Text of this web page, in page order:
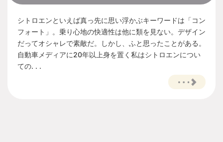
シトロエンといえば真っ先に思い浮かぶキーワードは「コン
フォート」。乗り心地の快適性は他に類を見ない。デザイン
だってオシャレで素敵だ。しかし、ふと思ったことがある。
自動車メディアに20年以上身を置く私はシトロエンについ
ての. . .